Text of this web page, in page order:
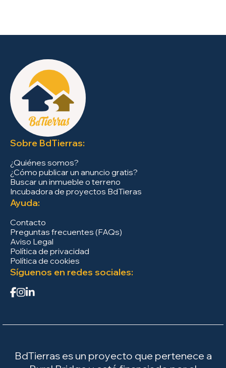
Sobre BdTierras:
¿Quiénes somos?
¿Cómo publicar un anuncio gratis?
Buscar un inmueble o terreno
Incubadora de proyectos BdTieras
Ayuda:
Contacto
Preguntas frecuentes (FAQs)
Aviso Legal
Política de privacidad
Política de cookies
Síguenos en redes sociales:
BdTierras es un proyecto que pertenece a